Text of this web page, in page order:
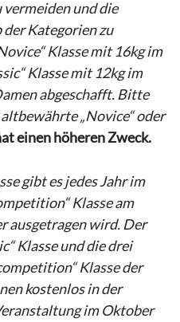
vermeiden und die
Kategorien zu
Klasse mit 16kg im
Klasse mit 12kg im
abgeschafft. Bitte
„Novice“ oder
einen höheren Zweck.
gibt es jedes Jahr im
Klasse am
ausgetragen wird. Der
Klasse und die drei
Klasse der
kostenlos in der
im Oktober